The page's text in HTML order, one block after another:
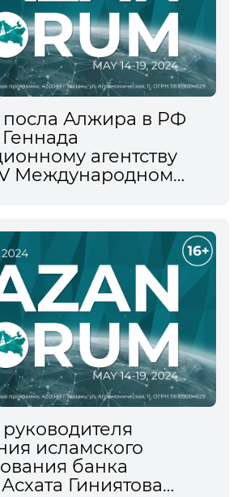
Алжира в РФ
агентству
Международном
исламского
банка
Гиниятова